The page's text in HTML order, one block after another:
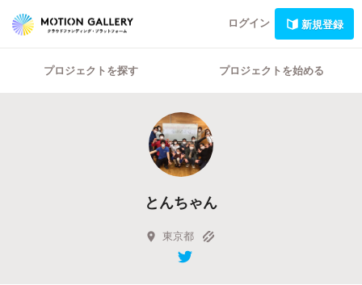
ログイン 新規登録
プロジェクトを探す プロジェクトを始める
とんちゃん
東京都